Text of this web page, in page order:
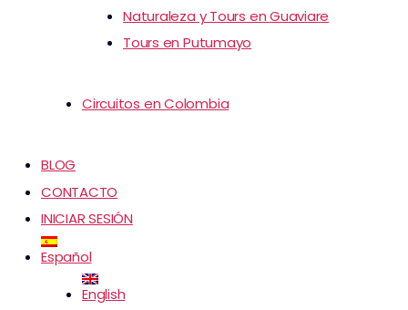
Naturaleza y Tours en Guaviare
Tours en Putumayo
Circuitos en Colombia
BLOG
CONTACTO
INICIAR SESIÓN
Español
English